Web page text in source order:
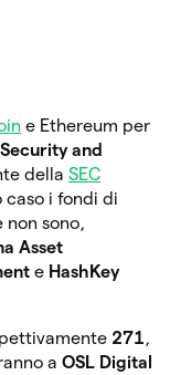
e Ethereum per
Security and
della SEC
caso i fondi di
sono,
Asset
e HashKey
271,
a OSL Digital